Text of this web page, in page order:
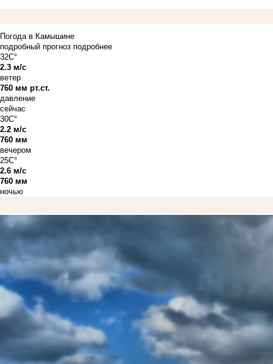
Погода в Камышине
подробный прогноз подробнее
32C°
2.3 м/с
ветер
760 мм рт.ст.
давление
сейчас
30C°
2.2 м/с
760 мм
вечером
25C°
2.6 м/с
760 мм
ночью